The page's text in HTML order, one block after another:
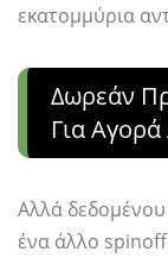
εκατομμύρια
Δωρεάν
Για
Αλλά
ένα άλλο spinoff